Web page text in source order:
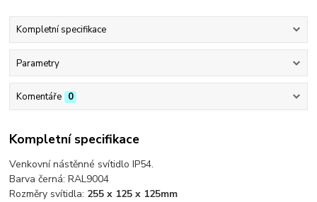
Kompletní specifikace
Parametry
Komentáře 0
Kompletní specifikace
Venkovní nástěnné svítidlo IP54.
Barva černá: RAL9004
Rozměry svítidla: 255 x 125 x 125mm